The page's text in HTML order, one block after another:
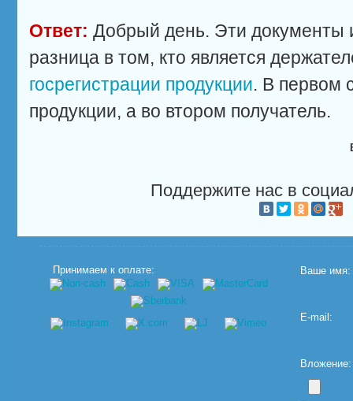
Ответ: Добрый день. Эти документы
разница в том, кто является
госрегистрации продукции. В первом
продукции, а во втором получатель.
Поддержите нас в
Принимаем к оплате: Ваше имя:
E-mail: